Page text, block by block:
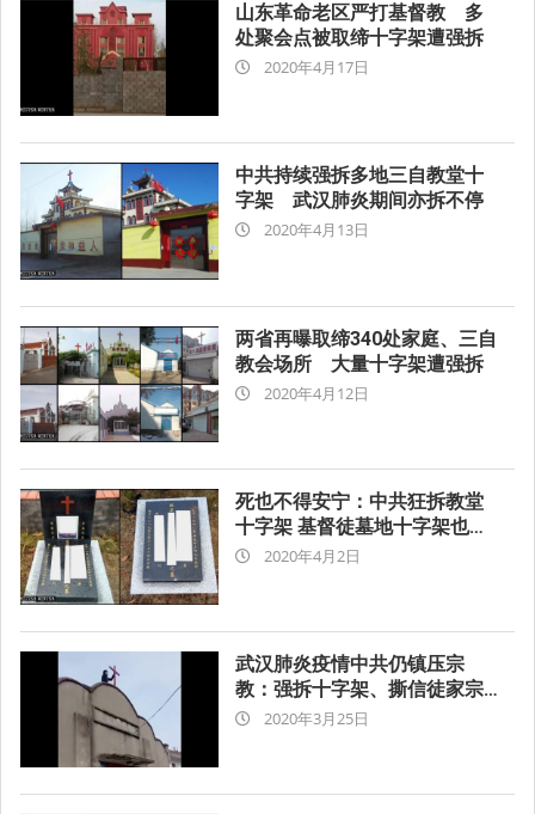
山东革命老区严打基督教 多
处聚会点被取缔十字架遭强拆
2020-2020年4月17日
中共持续强拆多地三自教堂十
字架 武汉肺炎期间亦拆不停
2020-2020年4月13日
两省再曝取缔340处家庭、三自
教会场所 大量十字架遭强拆
2020-2020年4月12日
死也不得安宁：中共狂拆教堂
十字架 基督徒墓地十字架也清
除
2020-2020年4月2日
武汉肺炎疫情中共仍镇压宗
教：强拆十字架、撕信徒家宗
教对联
2020-2020年3月25日